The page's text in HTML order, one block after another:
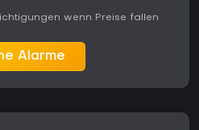
wenn Preise fallen
Alarme